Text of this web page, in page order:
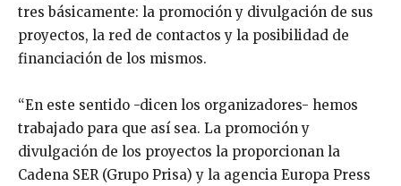
tres básicamente: la promoción y divulgación de sus
proyectos, la red de contactos y la posibilidad de
financiación de los mismos.
“En este sentido -dicen los organizadores- hemos
trabajado para que así sea. La promoción y
divulgación de los proyectos la proporcionan la
Cadena SER (Grupo Prisa) y la agencia Europa Press